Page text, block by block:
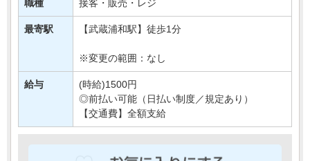
あなたが働くのは、定番の人気和菓子や、
季節ごとに変わる色鮮やかな和菓子
そんなお店・・・
職種 接客・販売・レジ
最寄駅 【武蔵浦和駅】徒歩1分
※変更の範囲：なし
給与
(時給)1500円
◎前払い可能（日払い制度／規定あり）
【交通費】全額支給